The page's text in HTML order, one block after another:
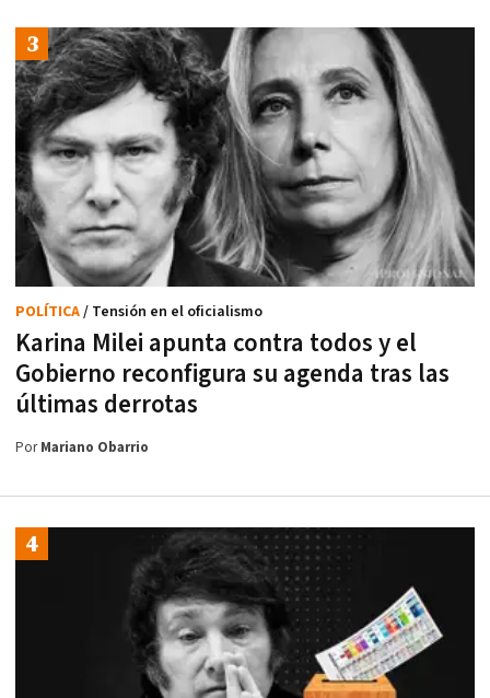
Karina Milei apunta contra todos y el
Gobierno reconfigura su agenda tras las
últimas derrotas
POLÍTICA/ Tensión en el oficialismo
PorMariano Obarrio